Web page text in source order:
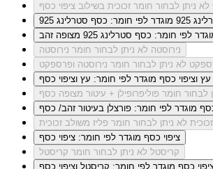
לא ניתן לבחור חומר זכוכית בשילוב ציפוי כסף
925
מוגדר לפי חומר: כסף סטרלינג 925
לפי חומר: כסף סטרלינג 925 מצופה זהב
נירוסטה לא ניתן לבחור חומר נירוסטה
לא ניתן לבחור חומר נירוסטה ופרספקט
עץ וציפוי כסף מוגדר לפי חומר: עץ וציפוי כסף
לבחור חומר פוליפרופילן + עיטור מצופה כסף
מוגדר לפי חומר: פורצלן בעיטור זהב/ כסף
לא ניתן לבחור חומר פליז משולב זכוכית
ציפוי כסף מוגדר לפי חומר: ציפוי כסף
קריסטל לא ניתן לבחור חומר קריסטל
כסף מוגדר לפי חומר: קריסטל וציפוי כסף